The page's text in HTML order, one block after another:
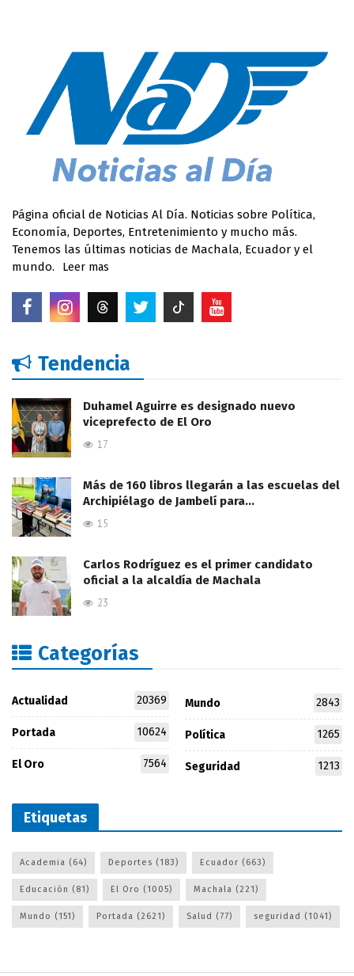
Página oficial de Noticias Al Día. Noticias sobre Política,
Economía, Deportes, Entretenimiento y mucho más.
Tenemos las últimas noticias de Machala, Ecuador y el
mundo.
Leer mas
Tendencia
Duhamel Aguirre es designado nuevo
viceprefecto de El Oro
17
Más de 160 libros llegarán a las escuelas del
Archipiélago de Jambelí para…
15
Carlos Rodríguez es el primer candidato
oficial a la alcaldía de Machala
23
Categorías
Actualidad 20369
Portada 10624
El Oro 7564
Mundo 2843
Política 1265
Seguridad 1213
Etiquetas
Academia (64) Deportes (183) Ecuador (663)
Educación (81) El Oro (1005) Machala (221)
Mundo (151) Portada (2621) Salud (77) seguridad (1041)